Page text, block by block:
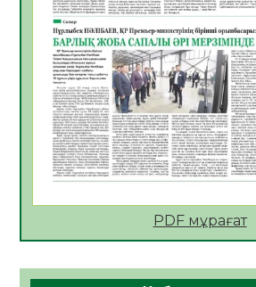
Цифрландыру саласын
салынатын жаңа
талқыланды
05.08.2026
Алғашқы цифрлық жасанды
құралдарының
05.08.2026
Құрылтай үшін дауыс
ӘРБІР ДАУЫС – ҚОҒАМ
PDF мұрағат